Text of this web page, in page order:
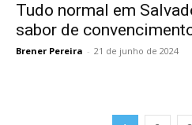
Tudo normal em
sabor de
Brener Pereira - 21 de junho de 2024